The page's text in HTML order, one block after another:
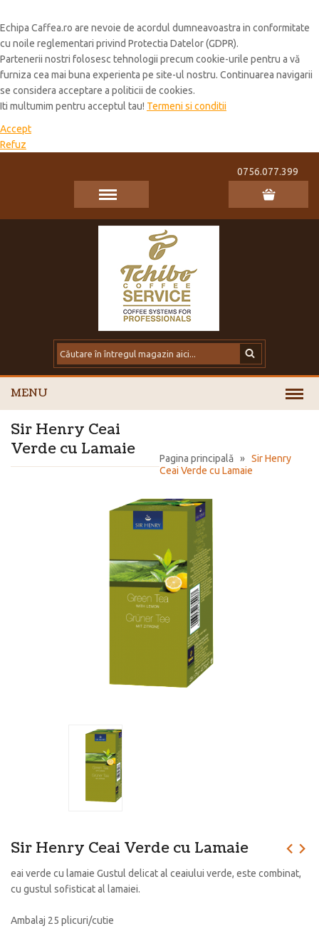
Echipa Caffea.ro are nevoie de acordul dumneavoastra in conformitate
cu noile reglementari privind Protectia Datelor (GDPR).
Partenerii nostri folosesc tehnologii precum cookie-urile pentru a vă
furniza cea mai buna experienta pe site-ul nostru. Continuarea navigarii
se considera acceptare a politicii de cookies.
Iti multumim pentru acceptul tau! Termeni si conditii
Accept
Refuz
0756.077.399
MENU
Pagina principală » Sir Henry
Ceai Verde cu Lamaie
Sir Henry Ceai
Verde cu Lamaie
Sir Henry Ceai Verde cu Lamaie
eai verde cu lamaie Gustul delicat al ceaiului verde, este combinat,
cu gustul sofisticat al lamaiei.
Ambalaj 25 plicuri/cutie